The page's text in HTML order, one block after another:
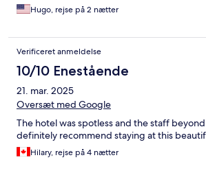
Hugo, rejse på 2 nætter
Verificeret anmeldelse
10/10 Enestående
21. mar. 2025
Oversæt med Google
The hotel was spotless and the staff
definitely recommend staying at this
Hilary, rejse på 4 nætter